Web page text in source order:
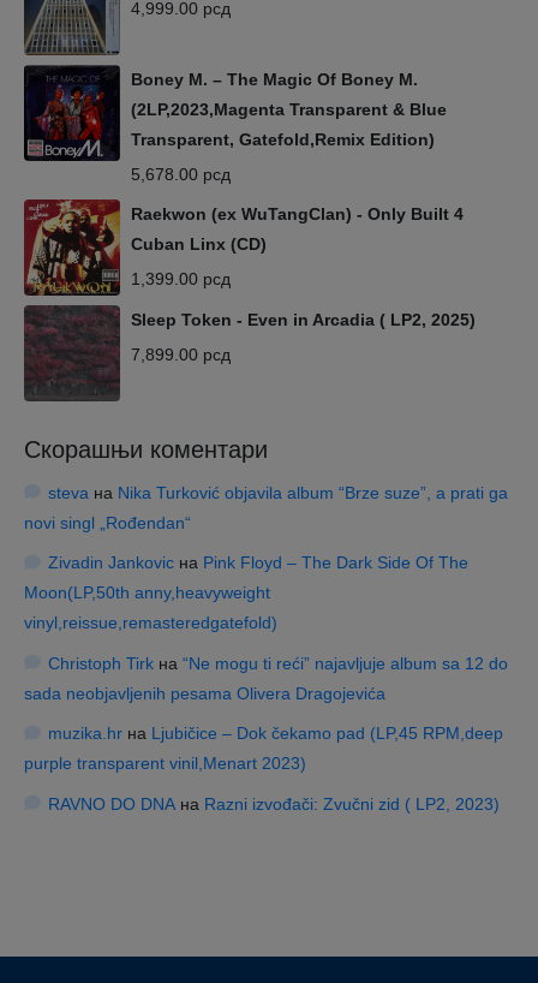
4,999.00 рсд
Boney M. – The Magic Of Boney M.
(2LP,2023,Magenta Transparent & Blue
Transparent, Gatefold,Remix Edition)
5,678.00 рсд
Raekwon (ex WuTangClan) - Only Built 4
Cuban Linx (CD)
1,399.00 рсд
Sleep Token - Even in Arcadia ( LP2, 2025)
7,899.00 рсд
Скорашњи коментари
steva на Nika Turković objavila album “Brze suze”, a prati ga
novi singl „Rođendan“
Zivadin Jankovicна Pink Floyd – The Dark Side Of The
Moon(LP,50th anny,heavyweight
vinyl,reissue,remasteredgatefold)
Christoph Tirkна “Ne mogu ti reći” najavljuje album sa 12 do
sada neobjavljenih pesama Olivera Dragojevića
muzika.hrна Ljubičice – Dok čekamo pad (LP,45 RPM,deep
purple transparent vinil,Menart 2023)
RAVNO DO DNAна Razni izvođači: Zvučni zid ( LP2, 2023)